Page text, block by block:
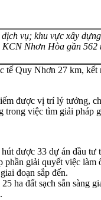
vụ; khu vực xây
Nhơn Hòa gần
tế Quy Nhơn 27 km,
được vị trí lý tưởng,
việc tìm giải pháp
được 33 dự án đầu
giải quyết việc
đoạn sắp đến.
ha đất sạch sẵn